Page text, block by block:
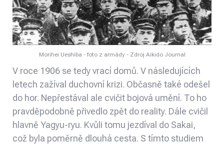
Morihei Ueshiba - foto z armády - Zdroj Aikido Journal
V roce 1906 se tedy vrací domů. V následujících
letech zažíval duchovní krizi. Občasně také odešel
do hor. Nepřestával ale cvičit bojová umění. To ho
pravděpodobně přivedlo zpět do reality. Dále cvičil
hlavně Yagyu-ryu. Kvůli tomu jezdíval do Sakai,
což byla poměrně dlouhá cesta. S tímto studiem